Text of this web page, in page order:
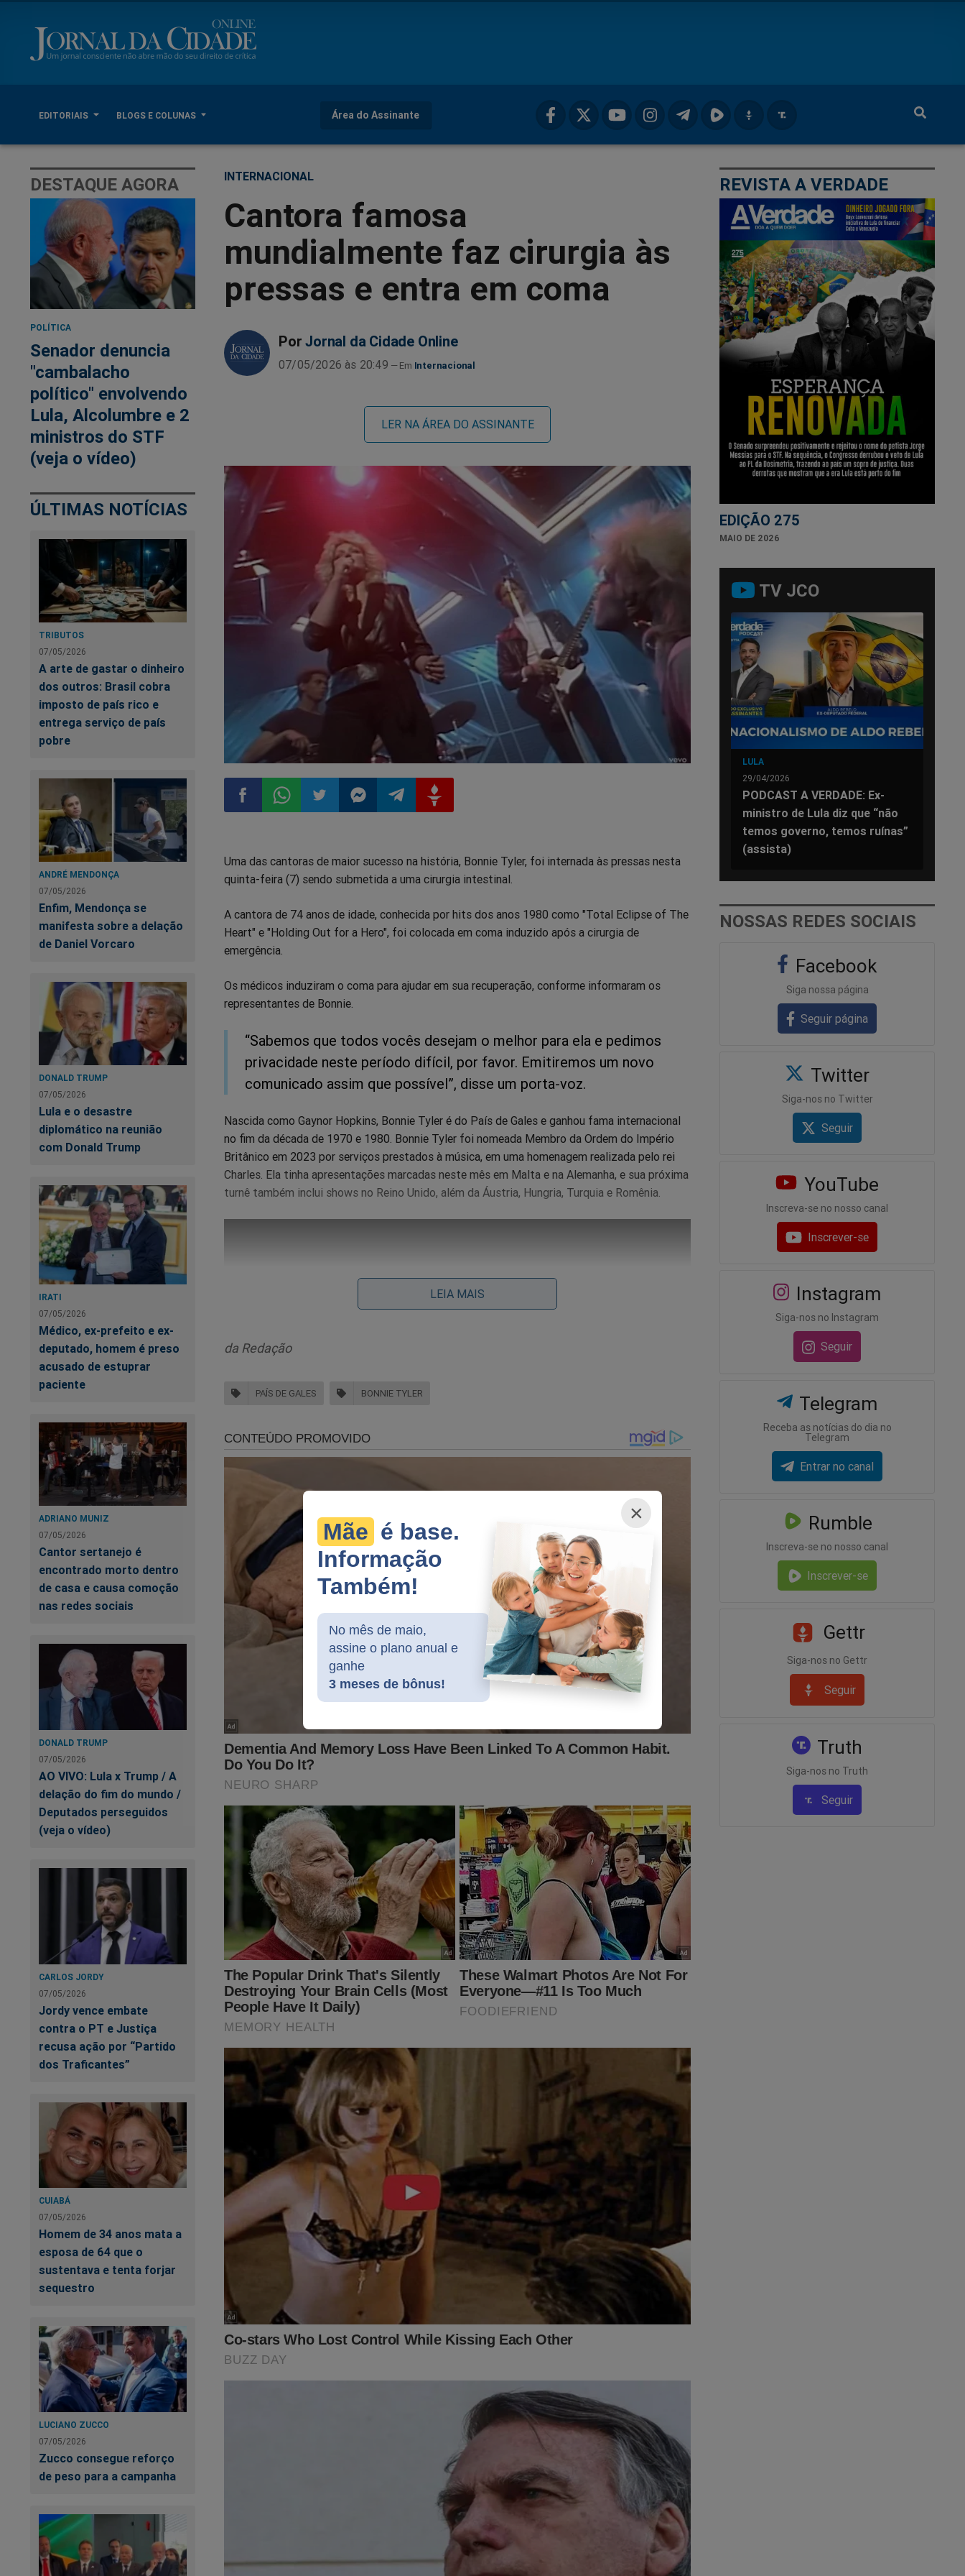
EDITORIAIS BLOGS E COLUNAS Área do Assinante
×
Mãe é base.
Informação
Também!
No mês de maio,
assine o plano anual e
ganhe
3 meses de bônus!
DESTAQUE AGORA
POLÍTICA
Senador denuncia
"cambalacho
político" envolvendo
Lula, Alcolumbre e 2
ministros do STF
(veja o vídeo)
ÚLTIMAS NOTÍCIAS
TRIBUTOS
07/05/2026
A arte de gastar o dinheiro
dos outros: Brasil cobra
imposto de país rico e
entrega serviço de país
pobre
ANDRÉ MENDONÇA
07/05/2026
Enfim, Mendonça se
manifesta sobre a delação
de Daniel Vorcaro
DONALD TRUMP
07/05/2026
Lula e o desastre
diplomático na reunião
com Donald Trump
IRATI
07/05/2026
Médico, ex-prefeito e ex-
deputado, homem é preso
acusado de estuprar
paciente
ADRIANO MUNIZ
07/05/2026
Cantor sertanejo é
encontrado morto dentro
de casa e causa comoção
nas redes sociais
DONALD TRUMP
07/05/2026
AO VIVO: Lula x Trump / A
delação do fim do mundo /
Deputados perseguidos
(veja o vídeo)
CARLOS JORDY
07/05/2026
Jordy vence embate
contra o PT e Justiça
recusa ação por “Partido
dos Traficantes”
CUIABÁ
07/05/2026
Homem de 34 anos mata a
esposa de 64 que o
sustentava e tenta forjar
sequestro
LUCIANO ZUCCO
07/05/2026
Zucco consegue reforço
de peso para a campanha
INTERNACIONAL
Cantora famosa
mundialmente faz cirurgia às
pressas e entra em coma
Por Jornal da Cidade Online
07/05/2026 às 20:49 Internacional
LER NA ÁREA DO ASSINANTE
no
no
no
no
no
no
Uma das cantoras de maior sucesso na história, Bonnie Tyler, foi internada às pressas nesta
quinta-feira (7) sendo submetida a uma cirurgia intestinal.
A cantora de 74 anos de idade, conhecida por hits dos anos 1980 como "Total Eclipse of The
Heart" e "Holding Out for a Hero", foi colocada em coma induzido após a cirurgia de
emergência.
Os médicos induziram o coma para ajudar em sua recuperação, conforme informaram os
representantes de Bonnie.
“Sabemos que todos vocês desejam o melhor para ela e pedimos
privacidade neste período difícil, por favor. Emitiremos um novo
comunicado assim que possível”, disse um porta-voz.
Nascida como Gaynor Hopkins, Bonnie Tyler é do País de Gales e ganhou fama internacional
no fim da década de 1970 e 1980. Bonnie Tyler foi nomeada Membro da Ordem do Império
Britânico em 2023 por serviços prestados à música, em uma homenagem realizada pelo rei
Charles. Ela tinha apresentações marcadas neste mês em Malta e na Alemanha, e sua próxima
turnê também inclui shows no Reino Unido, além da Áustria, Hungria, Turquia e Romênia.
Cantor famoso apronta confusão em restaurante da alta sociedade
no RJ: Agressões, socos e garrafadas
Daniela Mercury se manifesta após fazer ataque sórdido contra
cantor
URGENTE: PF faz megaoperação e mira 2 cantores e uma
influenciadora
Estamos sobrevivendo graças a ajuda de nossos assinantes e parceiros comerciais. Para
fortalecer a nossa batalha, considere se tornar um
o que lhe dará o direito de
assistir o primeiroPODCASTconservador do Brasil e ter acesso exclusivo ao conteúdo da
Revista A Verdade, onde os "assuntos proibidos" no Brasil são revelados. Para assinar, clique
no link:
https://assinante.jornaldacidadeonline.com.br/apresentacao
SEU APOIO É MUITO IMPORTANTE! CONTAMOS COM VOCÊ!
LEIA MAIS
da Redação
PAÍS DE GALES BONNIE TYLER
REVISTA A VERDADE
EDIÇÃO 275
MAIO DE 2026
TV JCO
LULA
29/04/2026
PODCAST A VERDADE: Ex-
ministro de Lula diz que “não
temos governo, temos ruínas”
(assista)
NOSSAS REDES SOCIAIS
Facebook
Siga nossa página
Seguir página
Twitter
Siga-nos no Twitter
Seguir
YouTube
Inscreva-se no nosso canal
Inscrever-se
Instagram
Siga-nos no Instagram
Seguir
Telegram
Receba as notícias do dia no
Telegram
Entrar no canal
Rumble
Inscreva-se no nosso canal
Inscrever-se
Gettr
Siga-nos no Gettr
Seguir
Truth
Siga-nos no Truth
Seguir